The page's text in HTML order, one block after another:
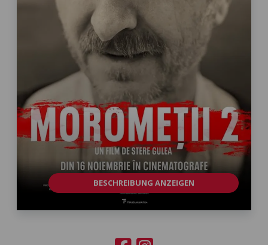
BESCHREIBUNG ANZEIGEN